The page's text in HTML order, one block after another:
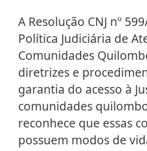
A Resolução CNJ nº
Política Judiciária de
Comunidades
diretrizes e
garantia do acesso à
comunidades
reconhece que essas
possuem modos de